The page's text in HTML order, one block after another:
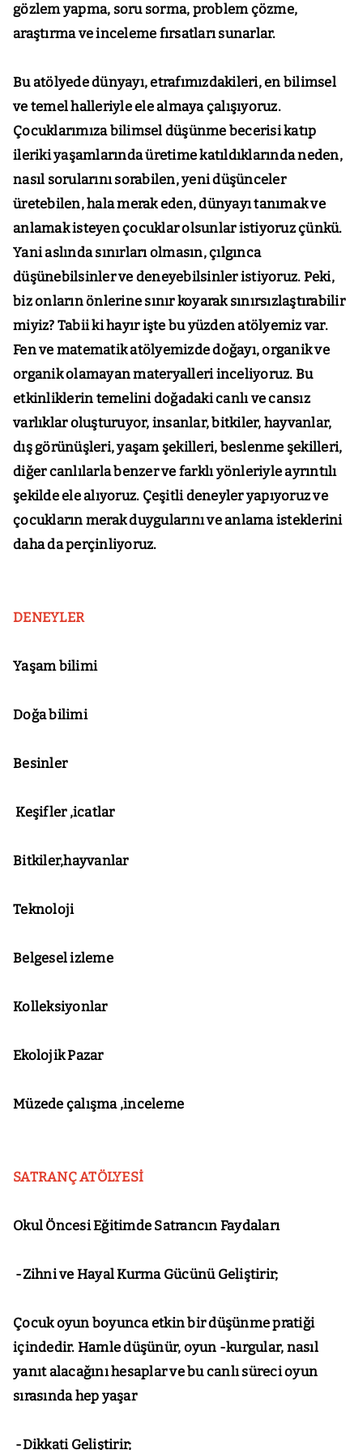
gözlem yapma, soru sorma, problem çözme,
araştırma ve inceleme fırsatları sunarlar.
Bu atölyede dünyayı, etrafımızdakileri, en bilimsel
ve temel halleriyle ele almaya çalışıyoruz.
Çocuklarımıza bilimsel düşünme becerisi katıp
ileriki yaşamlarında üretime katıldıklarında neden,
nasıl sorularını sorabilen, yeni düşünceler
üretebilen, hala merak eden, dünyayı tanımak ve
anlamak isteyen çocuklar olsunlar istiyoruz çünkü.
Yani aslında sınırları olmasın, çılgınca
düşünebilsinler ve deneyebilsinler istiyoruz. Peki,
biz onların önlerine sınır koyarak sınırsızlaştırabilir
miyiz? Tabii ki hayır işte bu yüzden atölyemiz var.
Fen ve matematik atölyemizde doğayı, organik ve
organik olamayan materyalleri inceliyoruz. Bu
etkinliklerin temelini doğadaki canlı ve cansız
varlıklar oluşturuyor, insanlar, bitkiler, hayvanlar,
dış görünüşleri, yaşam şekilleri, beslenme şekilleri,
diğer canlılarla benzer ve farklı yönleriyle ayrıntılı
şekilde ele alıyoruz. Çeşitli deneyler yapıyoruz ve
çocukların merak duygularını ve anlama isteklerini
daha da perçinliyoruz.
DENEYLER
Yaşam bilimi
Doğa bilimi
Besinler
Keşifler ,icatlar
Bitkiler,hayvanlar
Teknoloji
Belgesel izleme
Kolleksiyonlar
Ekolojik Pazar
Müzede çalışma ,inceleme
SATRANÇ ATÖLYESİ
Okul Öncesi Eğitimde Satrancın Faydaları
-Zihni ve Hayal Kurma Gücünü Geliştirir;
Çocuk oyun boyunca etkin bir düşünme pratiği
içindedir. Hamle düşünür, oyun -kurgular, nasıl
yanıt alacağını hesaplar ve bu canlı süreci oyun
sırasında hep yaşar
-Dikkati Geliştirir;